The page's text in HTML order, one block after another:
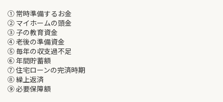
① 常時準備するお金
② マイホームの頭金
③ 子の教育資金
④ 老後の準備資金
⑤ 毎年の収支過不足
⑥ 年間貯蓄額
⑦ 住宅ローンの完済時期
⑧ 繰上返済
⑨ 必要保障額